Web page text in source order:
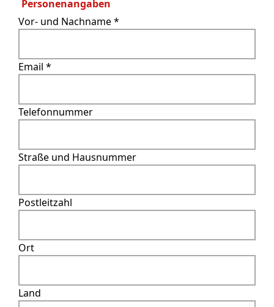
Personenangaben
Vor- und Nachname *
Email *
Telefonnummer
Straße und Hausnummer
Postleitzahl
Ort
Land